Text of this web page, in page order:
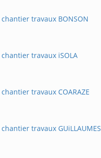
travaux BONSON
travaux iSOLA
travaux COARAZE
travaux GUiLLAUMES